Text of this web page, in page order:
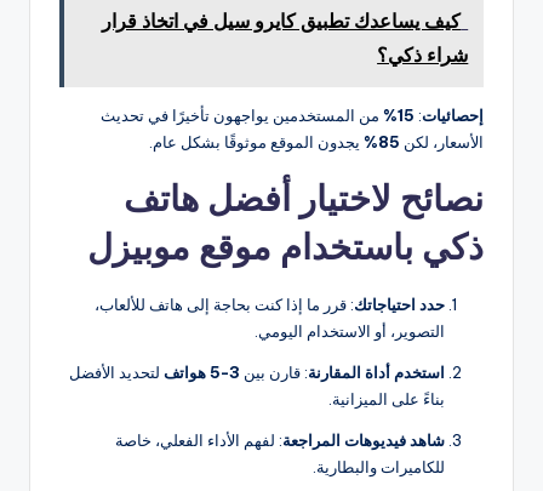
كيف يساعدك تطبيق كايرو سيل في اتخاذ قرار
شراء ذكي؟
إحصائيات:
15%
من المستخدمين يواجهون تأخيرًا في تحديث
الأسعار، لكن 85% يجدون الموقع موثوقًا بشكل عام.
نصائح لاختيار أفضل هاتف
ذكي باستخدام موقع موبيزل
حدد احتياجاتك: قرر ما إذا كنت بحاجة إلى هاتف للألعاب،
التصوير، أو الاستخدام اليومي.
استخدم أداة المقارنة: قارن بين 3-5 هواتف
لتحديد الأفضل
بناءً على الميزانية.
شاهد فيديوهات المراجعة: لفهم الأداء الفعلي، خاصة
للكاميرات والبطارية.